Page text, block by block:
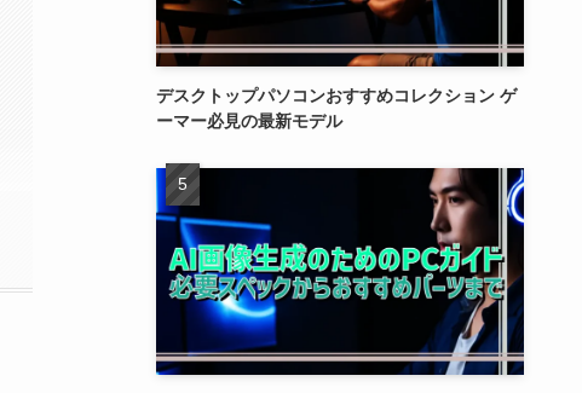
デスクトップパソコンおすすめコレクション ゲ
ーマー必見の最新モデル